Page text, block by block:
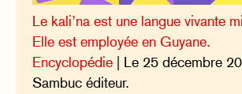
Le kali’na est une langue vivante
Elle est employée en Guyane.
Encyclopédie | Le 25 décembre
Sambuc éditeur.